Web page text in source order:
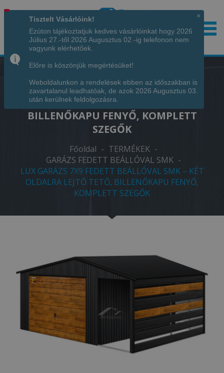
Hívjon minket!+36 70 7342034
LUX GARÁZS 7X9 FEDETT BEÁLLÓVAL
SMK – KÉT OLDALRA LEJTŐ TETŐ,
BILLENŐKAPU FENYŐ, KOMPLETT
SZEGŐK
Főoldal - TERMÉKEK -
GARÁZS FEDETT BEÁLLÓVAL SMK -
LUX GARÁZS 7X9 FEDETT BEÁLLÓVAL SMK – KÉT
OLDALRA LEJTŐ TETŐ, BILLENŐKAPU FENYŐ,
KOMPLETT SZEGŐK
×
Tisztelt Vásárlóink!
Ezúton tájékoztatjuk kedves vásárlóinkat hogy 2026
Július 27.-től 2026 Augusztus 02.-ig telefonon nem
vagyunk elérhetőek.
Előre is köszönjük megértésüket!
Weboldalunkon a rendelések ebben az időszakban is
zavartalanul leadhatóak, de azok 2026 Augusztus 03.
után kerülnek feldolgozásra.